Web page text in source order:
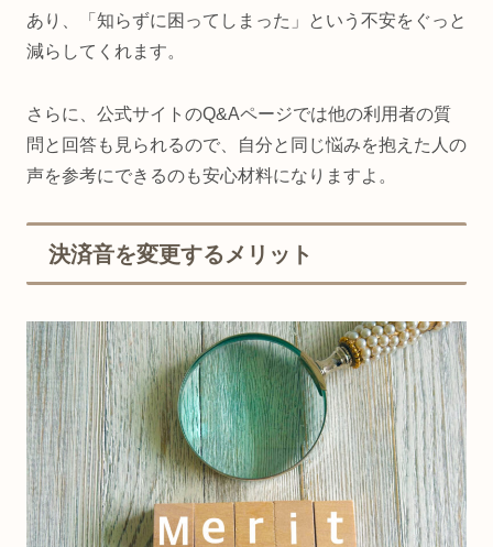
あり、「知らずに困ってしまった」という不安をぐっと
減らしてくれます。
さらに、公式サイトのQ&Aページでは他の利用者の質
問と回答も見られるので、自分と同じ悩みを抱えた人の
声を参考にできるのも安心材料になりますよ。
決済音を変更するメリット